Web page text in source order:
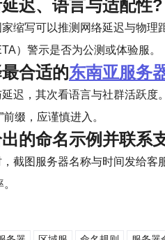
迟、语言与适配性?
缩写可以推测网络延迟与物
）警示是否为公测或体验服。
合适的东南亚服务
迟，其次看语言与社群活跃
缀，应谨慎进入。
的命名示例并联系
截图服务器名称与时间发给